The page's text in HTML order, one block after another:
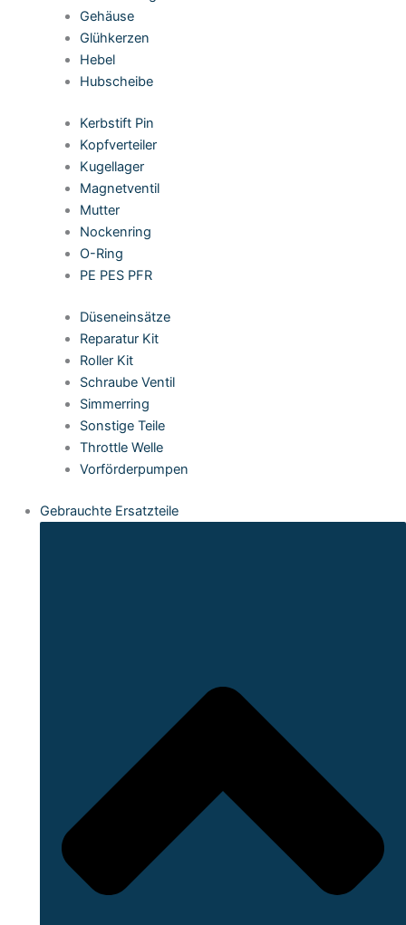
Gehäuse
Glühkerzen
Hebel
Hubscheibe
Kerbstift Pin
Kopfverteiler
Kugellager
Magnetventil
Mutter
Nockenring
O-Ring
PE PES PFR
Düseneinsätze
Reparatur Kit
Roller Kit
Schraube Ventil
Simmerring
Sonstige Teile
Throttle Welle
Vorförderpumpen
Gebrauchte Ersatzteile